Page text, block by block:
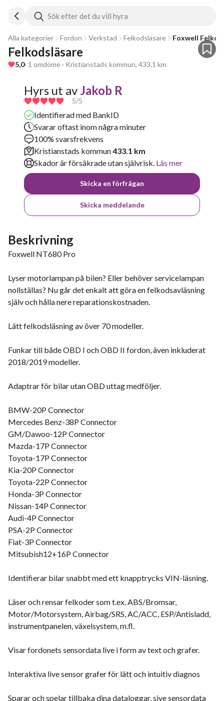
Sök efter det du vill hyra
Alla kategorier Fordon Verkstad Felkodsläsare Foxwell
Felkodsläsare
5,0· 1 omdöme · Kristianstads kommun, 433.1 km
Hyrs ut av Jakob R
5/5
Identifierad med BankID
Svarar oftast inom några minuter
100% svarsfrekvens
Kristianstads kommun433.1 km
Skador är försäkrade utan självrisk. Läs mer
Skicka en förfrågan
Skicka meddelande
Beskrivning
Foxwell NT680 Pro
Lyser motorlampan på bilen? Eller behöver servicelampan
nollställas? Nu går det enkalt att göra en felkodsavläsning
själv och hålla nere reparationskostnaden.
Lätt felkodsläsning av över 70 modeller.
Funkar till både OBD I och OBD II fordon, även inkluderat
2018/2019 modeller.
Adaptrar för bilar utan OBD uttag medföljer.
BMW-20P Connector
Mercedes Benz-38P Connector
GM/Dawoo-12P Connector
Mazda-17P Connector
Toyota-17P Connector
Kia-20P Connector
Toyota-22P Connector
Honda-3P Connector
Nissan-14P Connector
Audi-4P Connector
PSA-2P Connector
Fiat-3P Connector
Mitsubish12+16P Connector
Identifierar bilar snabbt med ett knapptrycks VIN-läsning.
Läser och rensar felkoder som t.ex. ABS/Bromsar,
Motor/Motorsystem, Airbag/SRS, AC/ACC, ESP/Antisladd,
instrumentpanelen, växelsystem, m.fl.
Visar fordonets sensordata live i form av text och grafer.
Interaktiva live sensor grafer för lätt och intuitiv diagnos
Sparar och spelar tillbaka dina dataloggar, sive sensordata